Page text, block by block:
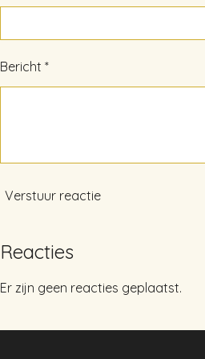
Bericht *
Verstuur reactie
Reacties
Er zijn geen reacties geplaatst.